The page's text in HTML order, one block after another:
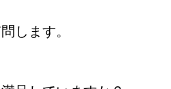
します。